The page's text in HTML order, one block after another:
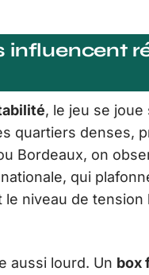
influencent
, le jeu se
quartiers denses,
Bordeaux, on
qui
le niveau de
aussi lourd. Un box